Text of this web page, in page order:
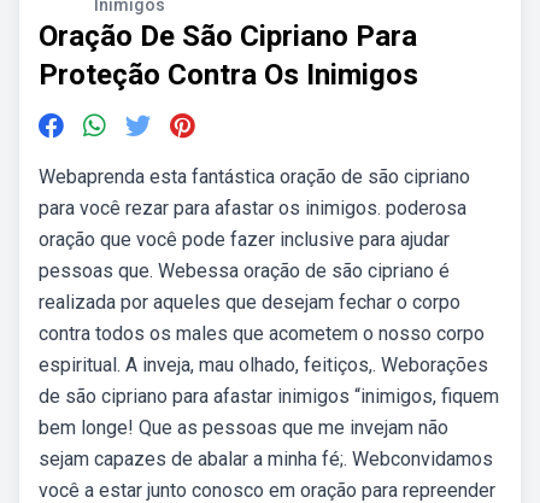
Inimigos
Oração De São Cipriano Para
Proteção Contra Os Inimigos
Webaprenda esta fantástica oração de são cipriano
para você rezar para afastar os inimigos. poderosa
oração que você pode fazer inclusive para ajudar
pessoas que. Webessa oração de são cipriano é
realizada por aqueles que desejam fechar o corpo
contra todos os males que acometem o nosso corpo
espiritual. A inveja, mau olhado, feitiços,. Weborações
de são cipriano para afastar inimigos “inimigos, fiquem
bem longe! Que as pessoas que me invejam não
sejam capazes de abalar a minha fé;. Webconvidamos
você a estar junto conosco em oração para repreender